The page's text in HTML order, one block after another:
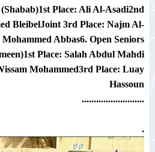
1st Place: Ali Al-Asadi2nd
BleibelJoint 3rd Place: Najm Al-
Mohammed Abbas6. Open Seniors
1st Place: Salah Abdul Mahdi
Mohammed3rd Place: Luay
Hassoun
..........................
.